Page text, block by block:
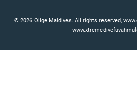
© 2026 Olige Maldives. All rights reserved,